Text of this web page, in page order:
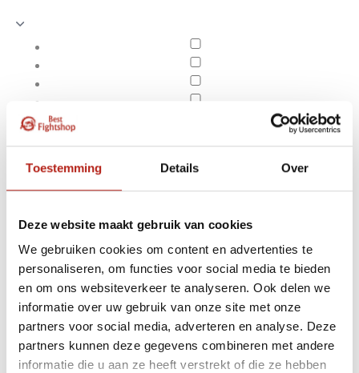
Toestemming Details Over
Deze website maakt gebruik van cookies
We gebruiken cookies om content en advertenties te
personaliseren, om functies voor social media te bieden
en om ons websiteverkeer te analyseren. Ook delen we
informatie over uw gebruik van onze site met onze
partners voor social media, adverteren en analyse. Deze
partners kunnen deze gegevens combineren met andere
informatie die u aan ze heeft verstrekt of die ze hebben
Apply filters Safejawz
Producten
Filter